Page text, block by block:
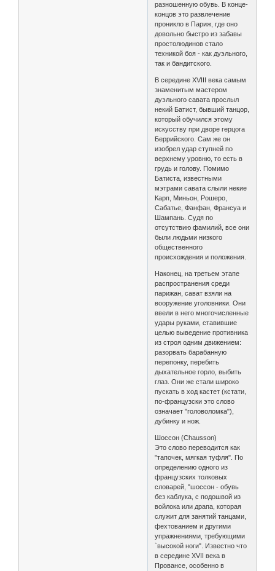
разношенную обувь. В конце-
концов это развлечение
проникло в Париж, где оно
довольно быстро из забавы
простолюдинов стало
техникой боя - как дуэльного,
так и бандитского.
В середине XVIII века самым
знаменитым мастером
дуэльного савата прослыл
некий Батист, бывший танцор,
который обучился этому
искусству при дворе герцога
Беррийского. Сам же он
изобрел удар ступней по
верхнему уровню, то есть в
грудь и голову. Помимо
Батиста, известными
мэтрами савата слыли некие
Карп, Миньон, Рошеро,
Сабатье, Фанфан, Франсуа и
Шампань. Судя по
отсутствию фамилий, все они
были людьми низкого
общественного
происхождения и положения.
Наконец, на третьем этапе
распространения среди
парижан, сават взяли на
вооружение уголовники. Они
ввели в него многочисленные
удары руками, ставившие
целью выведение противника
из строя одним движением:
разорвать барабанную
перепонку, перебить
дыхательное горло, выбить
глаз. Они же стали широко
пускать в ход кастет (кстати,
по-французски это слово
означает "головоломка"),
дубинку и нож.
Шоссон (Chausson)
Это слово переводится как
"тапочек, мягкая туфля". По
определению одного из
французских толковых
словарей, "шоссон - обувь
без каблука, с подошвой из
войлока или драпа, которая
служит для занятий танцами,
фехтованием и другими
упражнениями, требующими
`высокой ноги". Известно что
в середине XVII века в
Провансе, особенно в